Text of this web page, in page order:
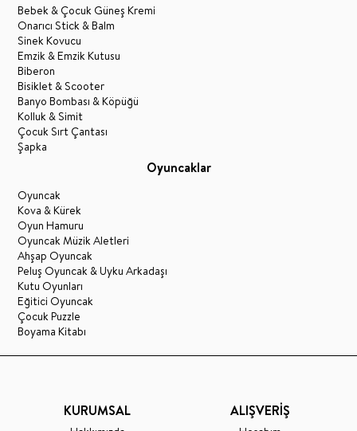
Bebek & Çocuk Güneş Kremi
Onarıcı Stick & Balm
Sinek Kovucu
Emzik & Emzik Kutusu
Biberon
Bisiklet & Scooter
Banyo Bombası & Köpüğü
Kolluk & Simit
Çocuk Sırt Çantası
Şapka
Oyuncaklar
Oyuncak
Kova & Kürek
Oyun Hamuru
Oyuncak Müzik Aletleri
Ahşap Oyuncak
Peluş Oyuncak & Uyku Arkadaşı
Kutu Oyunları
Eğitici Oyuncak
Çocuk Puzzle
Boyama Kitabı
KURUMSAL ALIŞVERİŞ